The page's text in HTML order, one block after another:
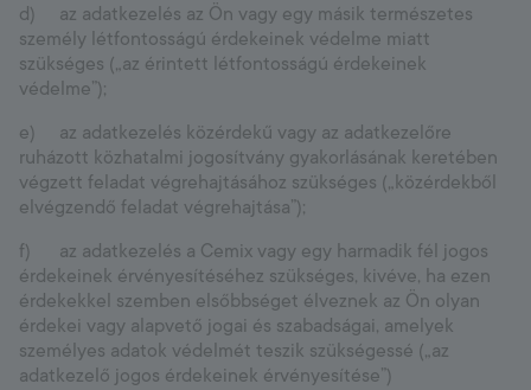
d) az adatkezelés az Ön vagy egy másik természetes
személy létfontosságú érdekeinek védelme miatt
szükséges („az érintett létfontosságú érdekeinek
védelme”);
e) az adatkezelés közérdekű vagy az adatkezelőre
ruházott közhatalmi jogosítvány gyakorlásának keretében
végzett feladat végrehajtásához szükséges („közérdekből
elvégzendő feladat végrehajtása”);
f) az adatkezelés a Cemix vagy egy harmadik fél jogos
érdekeinek érvényesítéséhez szükséges, kivéve, ha ezen
érdekekkel szemben elsőbbséget élveznek az Ön olyan
érdekei vagy alapvető jogai és szabadságai, amelyek
személyes adatok védelmét teszik szükségessé („az
adatkezelő jogos érdekeinek érvényesítése”)